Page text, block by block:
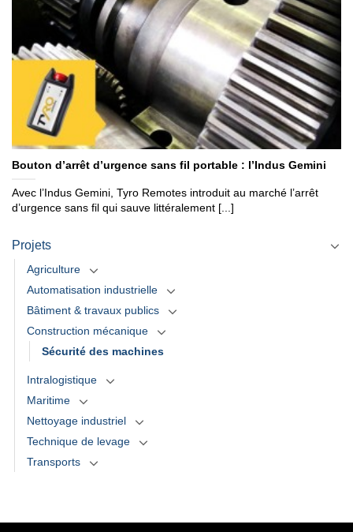
Projets
Agriculture
Automatisation industrielle
Bâtiment & travaux publics
Construction mécanique
Sécurité des machines
Intralogistique
Maritime
Nettoyage industriel
Technique de levage
Transports
Bouton d’arrêt d’urgence sans fil portable : l’Indus Gemini
Avec l’Indus Gemini, Tyro Remotes introduit au marché l’arrêt
d’urgence sans fil qui sauve littéralement [...]